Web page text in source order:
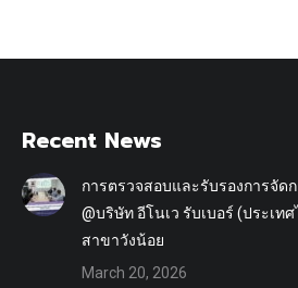
Recent News
การตรวจสอบและรับรองการจัด
@บริษัท อีโนเว รับเบอร์ (ประเท
สาขาวังน้อย
March 20, 2026